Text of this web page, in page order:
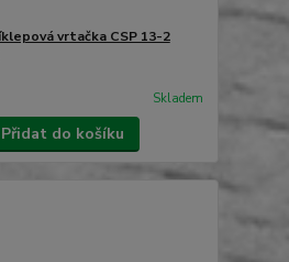
vrtačka CSP 13-2
Skladem
Přidat do košíku